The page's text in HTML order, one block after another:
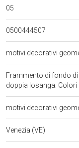
05
0500444507
motivi decorativi
Frammento di fondo
doppia losanga.
motivi decorativi
Venezia (VE)